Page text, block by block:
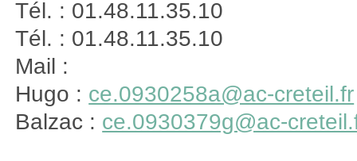
Tél. : 01.48.11.35.10
Tél. : 01.48.11.35.10
Mail :
Hugo : ce.0930258a@ac-creteil.fr
Balzac : ce.0930379g@ac-